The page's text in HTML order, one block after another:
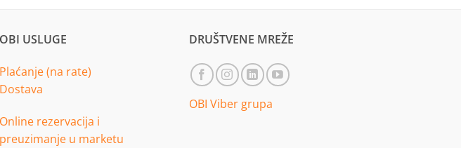
OBI USLUGE
Plaćanje (na rate)
Dostava
Online rezervacija i
preuzimanje u marketu
DRUŠTVENE MREŽE
OBI Viber grupa